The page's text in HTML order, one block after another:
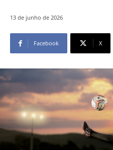
13 de junho de 2026
Facebook X